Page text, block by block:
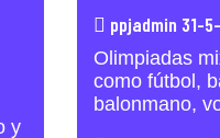
y
ppjadmin 31-
Olimpiadas
como fútbol,
balonmano,